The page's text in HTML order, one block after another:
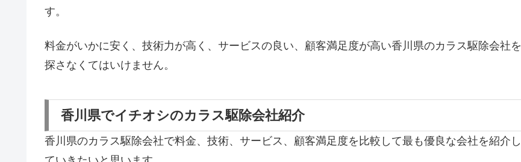
す。
料金がいかに安く、技術力が高く、サービスの良い、顧客満足度が高い香川県のカラス駆除会社を
探さなくてはいけません。
香川県でイチオシのカラス駆除会社紹介
香川県のカラス駆除会社で料金、技術、サービス、顧客満足度を比較して最も優良な会社を紹介し